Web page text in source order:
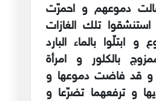
دموعهم و احمرّت
استنشقوا تلك الغازات
و ابتلّوا بالماء البارد
بالكلور و امرأة
و قد فاضت دموعها و
و ترفعهما تضرّعا و